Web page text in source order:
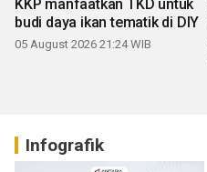
KKP manfaatkan TKD untuk
budi daya ikan tematik di DIY
05 August 2026 21:24 WIB
Infografik